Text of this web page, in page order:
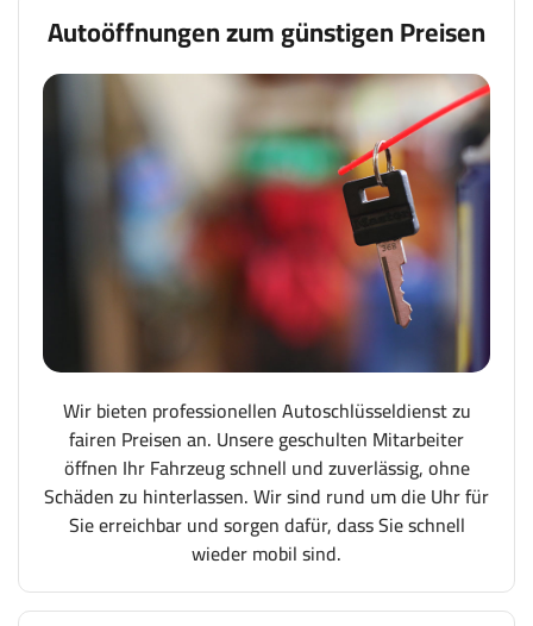
Autoöffnungen zum günstigen Preisen
Wir bieten professionellen Autoschlüsseldienst zu
fairen Preisen an. Unsere geschulten Mitarbeiter
öffnen Ihr Fahrzeug schnell und zuverlässig, ohne
Schäden zu hinterlassen. Wir sind rund um die Uhr für
Sie erreichbar und sorgen dafür, dass Sie schnell
wieder mobil sind.